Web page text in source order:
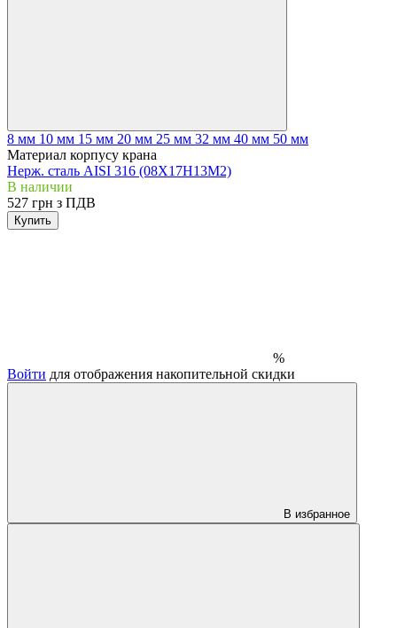
8 мм 10 мм 15 мм 20 мм 25 мм 32 мм 40 мм 50 мм
Материал корпусу крана
Нерж. сталь AISI 316 (08Х17Н13М2)
В наличии
527 грн з ПДВ
Купить
%
Войти для отображения накопительной скидки
В избранное